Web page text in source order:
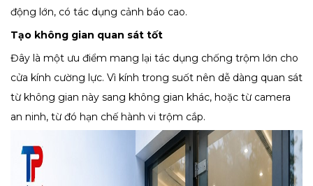
động lớn, có tác dụng cảnh báo cao.
Tạo không gian quan sát tốt
Đây là một ưu điểm mang lại tác dụng chống trộm lớn cho
cửa kính cường lực. Vì kính trong suốt nên dễ dàng quan sát
từ không gian này sang không gian khác, hoặc từ camera
an ninh, từ đó hạn chế hành vi trộm cắp.